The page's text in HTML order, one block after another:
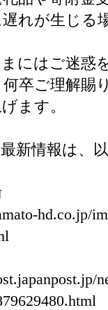
れが生じる
にはご迷惑
卒ご理解賜
ます。
新情報は、
hd.co.jp/